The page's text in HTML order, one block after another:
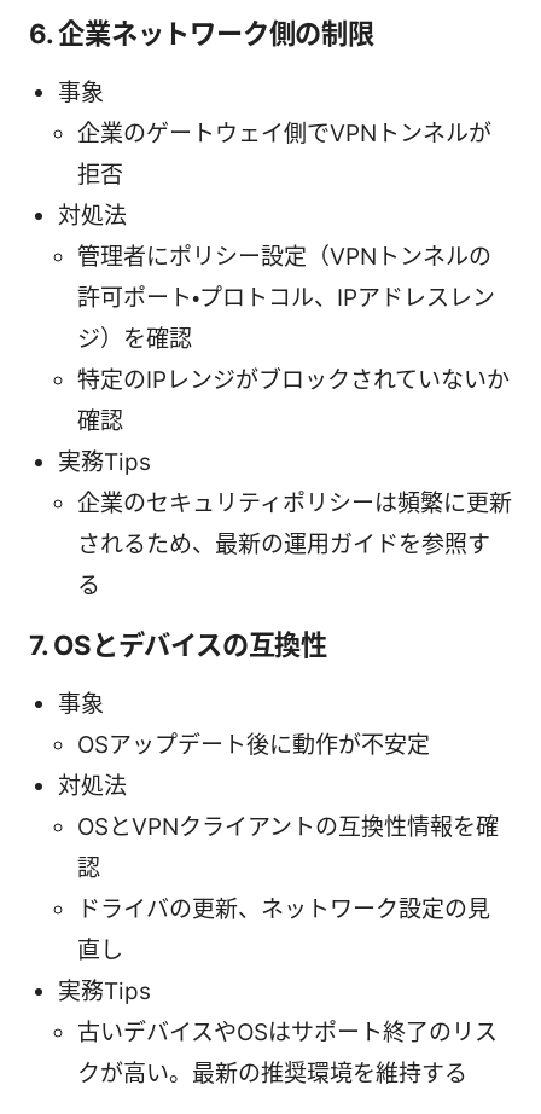
6. 企業ネットワーク側の制限
事象
企業のゲートウェイ側でVPNトンネルが
拒否
対処法
管理者にポリシー設定（VPNトンネルの
許可ポート・プロトコル、IPアドレスレン
ジ）を確認
特定のIPレンジがブロックされていないか
確認
実務Tips
企業のセキュリティポリシーは頻繁に更新
されるため、最新の運用ガイドを参照す
る
7. OSとデバイスの互換性
事象
OSアップデート後に動作が不安定
対処法
OSとVPNクライアントの互換性情報を確
認
ドライバの更新、ネットワーク設定の見
直し
実務Tips
古いデバイスやOSはサポート終了のリス
クが高い。最新の推奨環境を維持する